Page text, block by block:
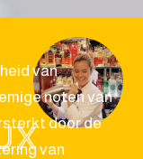
van
noten van
door de
van